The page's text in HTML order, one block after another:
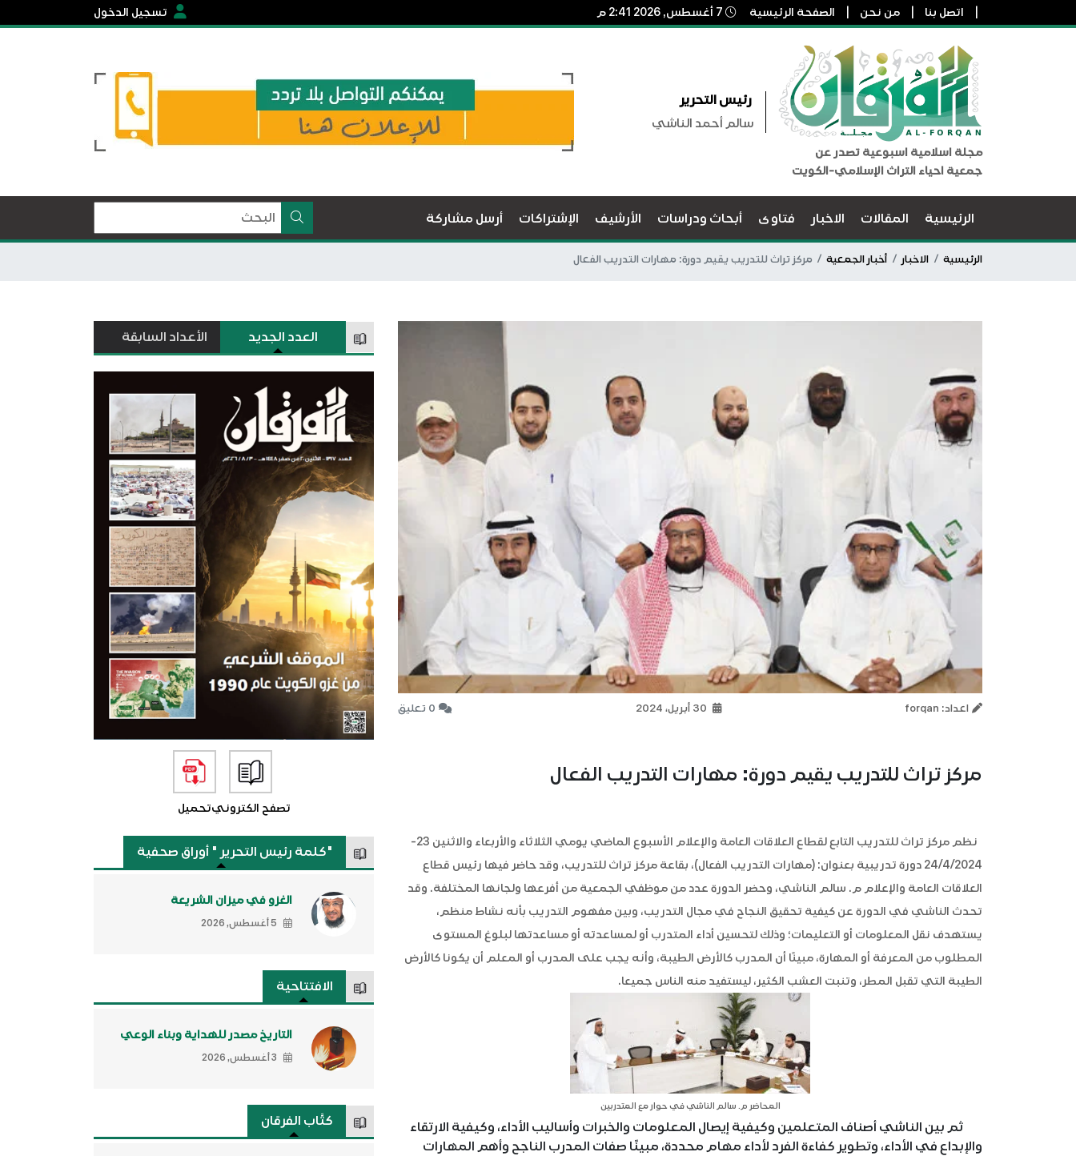
اتصل بنا من نحن الصفحة الرئيسية تسجيل الدخول
مجلة اسلامية اسبوعية تصدر عن
جمعية احياء التراث الإسلامي-الكويت
رئيس التحرير
سالم أحمد الناشي
الرئيسية المقالات الاخبار فتاوى أبحاث ودراسات الأرشيف الإشتراكات أرسل مشاركة
الرئيسية الاخبار أخبار الجمعية مركز تراث للتدريب يقيم دورة: مهارات التدريب الفعال
اعداد: forqan 0 تعليق
مركز تراث للتدريب يقيم دورة: مهارات التدريب الفعال
نظم مركز تراث للتدريب التابع لقطاع العلاقات العامة والإعلام الأسبوع الماضي يومي الثلاثاء والأربعاء والاثنين 23-
24/4/2024 دورة تدريبية بعنوان: (مهارات التدريب الفعال)، بقاعة مركز تراث للتدريب، وقد حاضر فيها رئيس قطاع
العلاقات العامة والإعلام م. سالم الناشي، وحضر الدورة عدد من موظفي الجمعية من أفرعها ولجانها المختلفة. وقد
تحدث الناشي في الدورة عن كيفية تحقيق النجاح في مجال التدريب، وبين مفهوم التدريب بأنه نشاط منظم،
يستهدف نقل المعلومات أو التعليمات؛ وذلك لتحسين أداء المتدرب أو لمساعدته أو مساعدتها لبلوغ المستوى
المطلوب من المعرفة أو المهارة، مبينًا أن المدرب كالأرض الطيبة، وأنه يجب على المدرب أو المعلم أن يكونا كالأرض
الطيبة التي تقبل المطر، وتنبت العشب الكثير، ليستفيد منه الناس جميعا.
المحاضر م. سالم الناشي في حوار مع المتدربين
ثم بين الناشي أصناف المتعلمين وكيفية إيصال المعلومات والخبرات وأساليب الأداء، وكيفية الارتقاء
والإبداع في الأداء، وتطوير كفاءة الفرد لأداء مهام محددة، مبينًا صفات المدرب الناجح وأهم المهارات
العدد الجديد الأعداد السابقة
تصفح الكترونيتحميل
"كلمة رئيس التحرير " أوراق صحفية
الغزو في ميزان الشريعة
5 أغسطس, 2026
الافتتاحية
التاريخ مصدر للهداية وبناء الوعي
3 أغسطس, 2026
كتَّاب الفرقان